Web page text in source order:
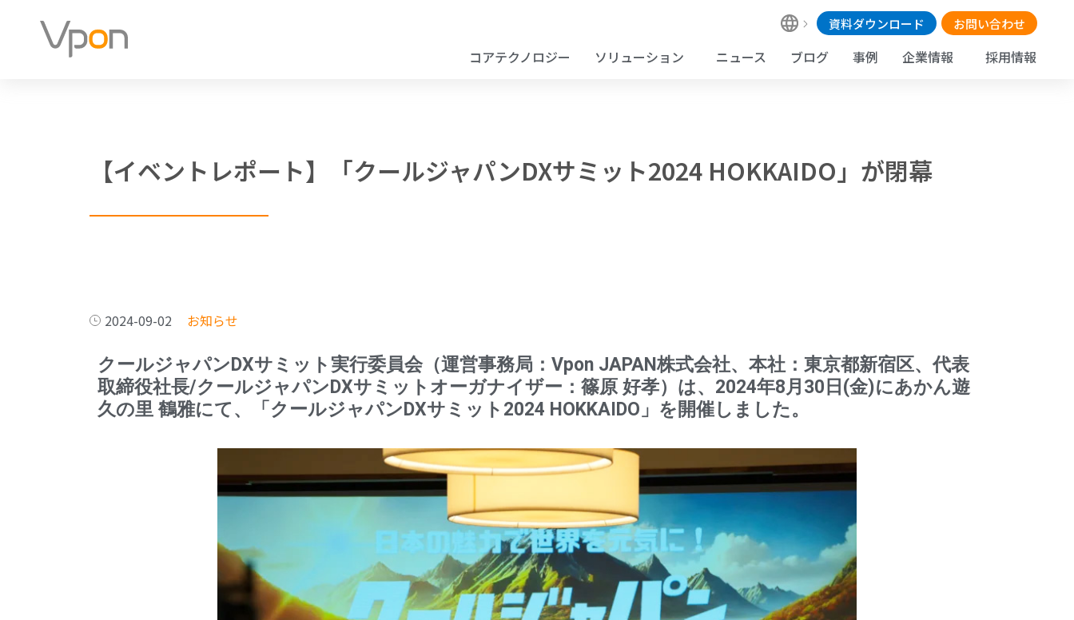
資料ダウンロード お問い合わせ
コアテクノロジー ソリューション ニュース ブログ 事例 企業情報 採用情報
【イベントレポート】「クールジャパンDXサミット2024 HOKKAIDO」が閉幕
2024-09-02 お知らせ
クールジャパンDXサミット実行委員会（運営事務局：Vpon JAPAN株式会社、本社：東京都新宿区、代表
取締役社長/クールジャパンDXサミットオーガナイザー：篠原 好孝）は、2024年8月30日(金)にあかん遊
久の里 鶴雅にて、「クールジャパンDXサミット2024 HOKKAIDO」を開催しました。